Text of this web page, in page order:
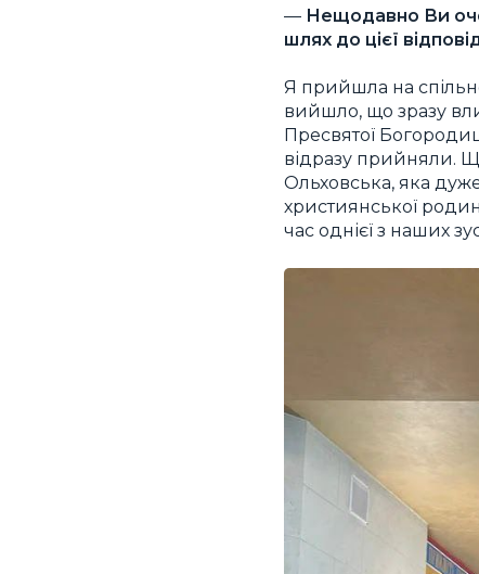
— Нещодавно Ви
шлях до цієї
Я прийшла на
вийшло, що зразу
Пресвятої
відразу прийняли.
Ольховська, яка дуже
християнської
час однієї з наших